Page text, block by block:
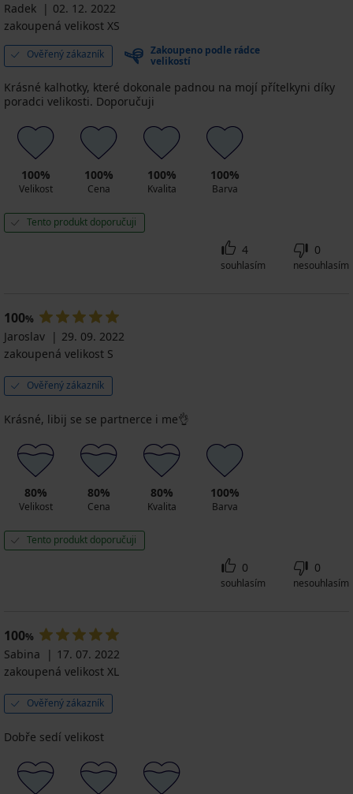
Radek
02. 12. 2022
zakoupená velikost XS
Ověřený zákazník
Zakoupeno podle rádce
velikostí
Krásné kalhotky, které dokonale padnou na mojí přítelkyni díky
poradci velikosti. Doporučuji
100%
Velikost
100%
Cena
100%
Kvalita
100%
Barva
Tento produkt doporučuji
4
souhlasím
0
nesouhlasím
100%
Jaroslav
29. 09. 2022
zakoupená velikost S
Ověřený zákazník
Krásné, libij se se partnerce i me👌
80%
Velikost
80%
Cena
80%
Kvalita
100%
Barva
Tento produkt doporučuji
0
souhlasím
0
nesouhlasím
100%
Sabina
17. 07. 2022
zakoupená velikost XL
Ověřený zákazník
Dobře sedí velikost